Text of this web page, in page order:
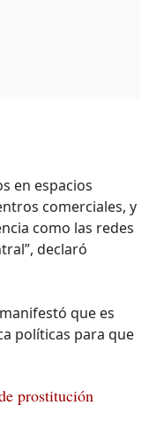
en espacios
comerciales, y
como las redes
declaró
que es
políticas para que
prostitución